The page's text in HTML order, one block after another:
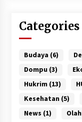
Categories
Budaya (6)
Dompu (3)
Hukrim (13)
Kesehatan (5)
News (1)